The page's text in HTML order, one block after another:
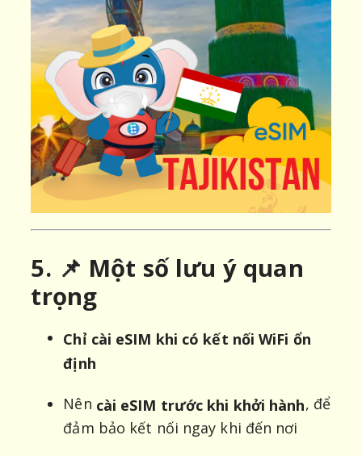
5. 📌 Một số lưu ý quan
trọng
Chỉ cài eSIM khi có kết nối WiFi ổn
định
Nên cài eSIM trước khi khởi hành, để
đảm bảo kết nối ngay khi đến nơi